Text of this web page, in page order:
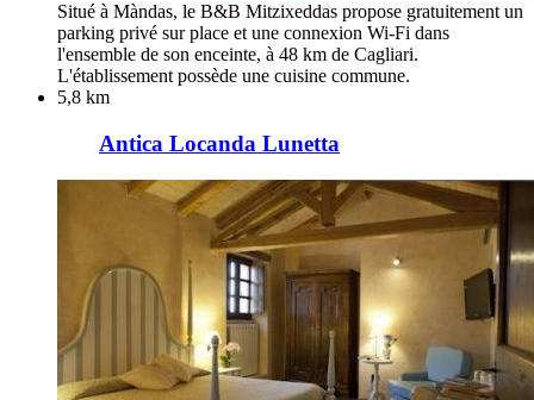
Situé à Màndas, le B&B Mitzixeddas propose gratuitement un
parking privé sur place et une connexion Wi-Fi dans
l'ensemble de son enceinte, à 48 km de Cagliari.
L'établissement possède une cuisine commune.
5,8 km
Antica Locanda Lunetta